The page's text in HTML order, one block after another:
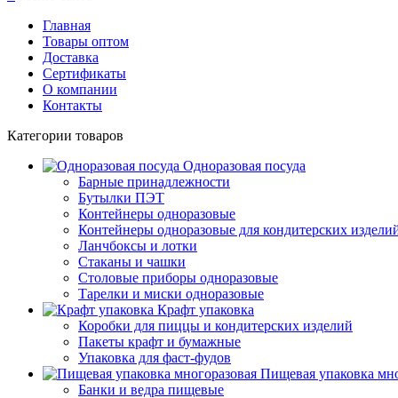
Главная
Товары оптом
Доставка
Сертификаты
О компании
Контакты
Категории товаров
Одноразовая посуда
Барные принадлежности
Бутылки ПЭТ
Контейнеры одноразовые
Контейнеры одноразовые для кондитерских
Ланчбоксы и лотки
Стаканы и чашки
Столовые приборы одноразовые
Тарелки и миски одноразовые
Крафт упаковка
Коробки для пиццы и кондитерских изделий
Пакеты крафт и бумажные
Упаковка для фаст-фудов
Пищевая упаковка
Банки и ведра пищевые